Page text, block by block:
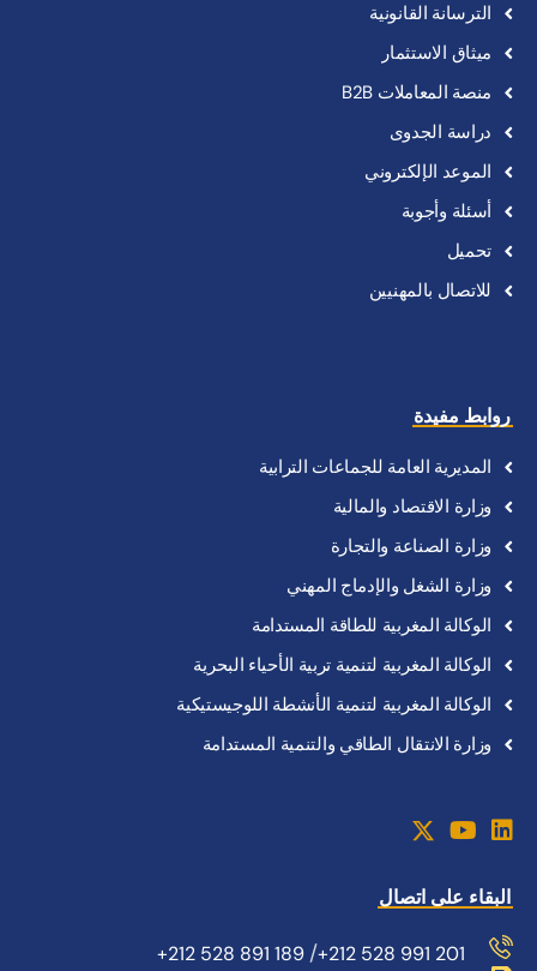
الترسانة القانونية
ميثاق الاستثمار
منصة المعاملات B2B
دراسة الجدوى
الموعد الإلكتروني
أسئلة وأجوبة
تحميل
للاتصال بالمهنيين
روابط مفيدة
المديرية العامة للجماعات الترابية
وزارة الاقتصاد والمالية
وزارة الصناعة والتجارة
وزارة الشغل والإدماج المهني
الوكالة المغربية للطاقة المستدامة
الوكالة المغربية لتنمية تربية الأحياء البحرية
الوكالة المغربية لتنمية الأنشطة اللوجيستيكية
وزارة الانتقال الطاقي والتنمية المستدامة
البقاء على اتصال
+212 528 891 189/+212 528 991 201